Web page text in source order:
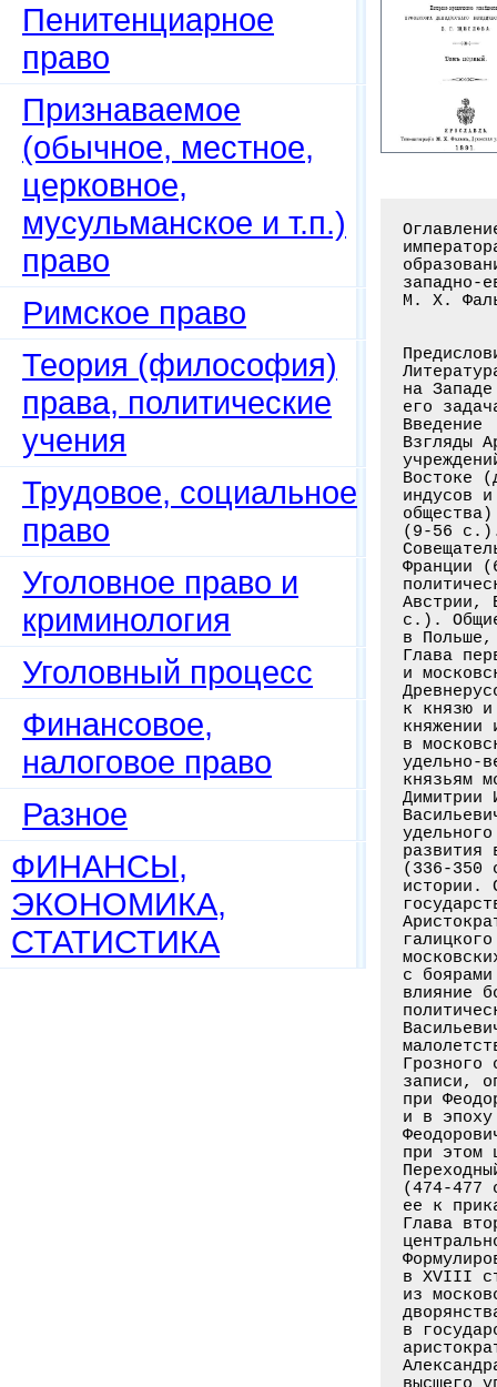
Пенитенциарное
право
Признаваемое
(обычное, местное,
церковное,
мусульманское и т.п.)
право
Римское право
Теория (философия)
права, политические
учения
Трудовое, социальное
право
Уголовное право и
криминология
Уголовный процесс
Финансовое,
налоговое право
Разное
ФИНАНСЫ,
ЭКОНОМИКА,
СТАТИСТИКА
Оглавление книги: Государственный совет в России, в особенности в царствование
императора Александра Первого: Историко-юридическое исследование. История
образования русского Государственного совета сравнительно с аналогичными
западно-европейскими учреждениями. Т. 1 / Щеглов В.Г. - Ярославль: Типо-лит.
М. Х. Фальк, 1891. - 1066 с.


Предисловие
Литература (источники и пособия) вопроса об образовании государственного совета
на Западе Европы и в России. Метод изложения труда (сравнительно-исторический),
его задача и план (I-LIX стр.)
Введение
Взгляды Аристотеля, Монтескье и Спенсера на образование совещательных
учреждений (1-8 с.). Совещательные учреждения в примитивном обществе и на
Востоке (древнем Египте, у финикян ­ в Карфагене и арийских восточных народов ­
индусов и персов), в древней Греции (гомерическую и историческую эпоху жизни
общества) и Риме (в царский, республиканский и императорский периоды истории)
(9-56 с.). Первоначальное политическое устройство германских племен (56-60 с.)
Совещательные учреждения в Галлии, франкской монархии, средневековой и новой
Франции (60-132 с.), в англосаксонскую эпоху, средневековой и новый